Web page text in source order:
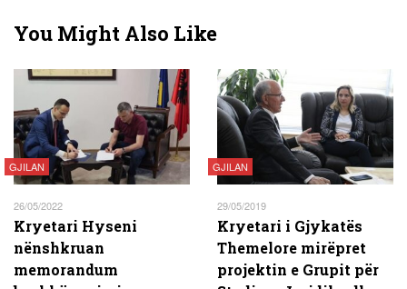
You Might Also Like
GJILAN
26/05/2022
Kryetari Hyseni
nënshkruan
memorandum
GJILAN
29/05/2019
Kryetari i Gjykatës
Themelore mirëpret
projektin e Grupit për